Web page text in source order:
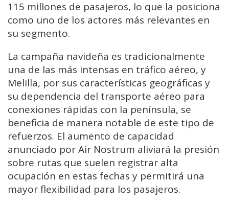
115 millones de pasajeros, lo que la posiciona
como uno de los actores más relevantes en
su segmento.
La campaña navideña es tradicionalmente
una de las más intensas en tráfico aéreo, y
Melilla, por sus características geográficas y
su dependencia del transporte aéreo para
conexiones rápidas con la península, se
beneficia de manera notable de este tipo de
refuerzos. El aumento de capacidad
anunciado por Air Nostrum aliviará la presión
sobre rutas que suelen registrar alta
ocupación en estas fechas y permitirá una
mayor flexibilidad para los pasajeros.